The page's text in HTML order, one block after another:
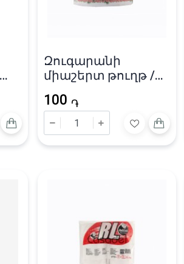
Զուգարանի
միաշերտ թուղթ /
100 ֏